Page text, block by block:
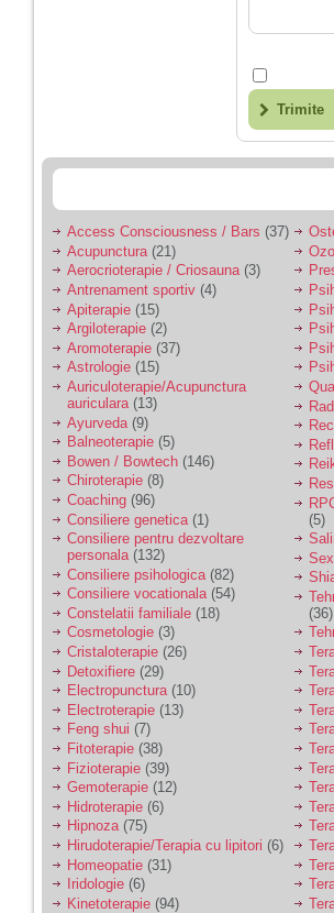
Trimite
Access Consciousness / Bars (37)
Acupunctura (21)
Aerocrioterapie / Criosauna(3)
Antrenament sportiv (4)
Apiterapie (15)
Argiloterapie (2)
Aromoterapie (37)
Astrologie (15)
Auriculoterapie/Acupunctura
auriculara (13)
Ayurveda (9)
Balneoterapie (5)
Bowen / Bowtech (146)
Chiroterapie (8)
Coaching (96)
Consiliere genetica (1)
Consiliere pentru dezvoltare
personala(132)
Consiliere psihologica (82)
Consiliere vocationala(54)
Constelatii familiale (18)
Cosmetologie (3)
Cristaloterapie (26)
Detoxifiere (29)
Electropunctura(10)
Electroterapie (13)
Feng shui (7)
Fitoterapie (38)
Fizioterapie (39)
Gemoterapie (12)
Hidroterapie (6)
Hipnoza(75)
Hirudoterapie/Terapia cu lipitori (6)
Homeopatie (31)
Iridologie (6)
Kinetoterapie (94)
(5)
(36)